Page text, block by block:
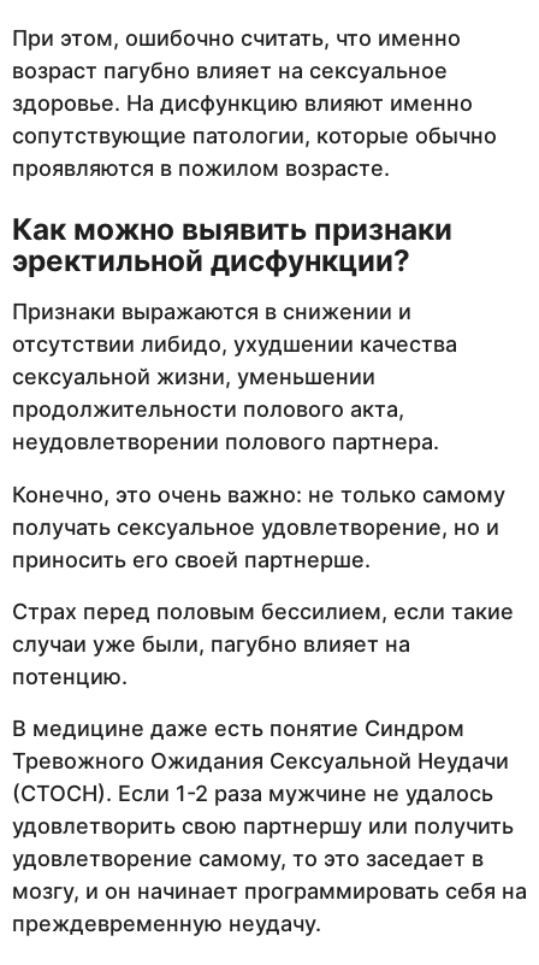
При этом, ошибочно считать, что именно
возраст пагубно влияет на сексуальное
здоровье. На дисфункцию влияют именно
сопутствующие патологии, которые обычно
проявляются в пожилом возрасте.
Как можно выявить признаки
эректильной дисфункции?
Признаки выражаются в снижении и
отсутствии либидо, ухудшении качества
сексуальной жизни, уменьшении
продолжительности полового акта,
неудовлетворении полового партнера.
Конечно, это очень важно: не только самому
получать сексуальное удовлетворение, но и
приносить его своей партнерше.
Страх перед половым бессилием, если такие
случаи уже были, пагубно влияет на
потенцию.
В медицине даже есть понятие Синдром
Тревожного Ожидания Сексуальной Неудачи
(СТОСН). Если 1-2 раза мужчине не удалось
удовлетворить свою партнершу или получить
удовлетворение самому, то это заседает в
мозгу, и он начинает программировать себя на
преждевременную неудачу.